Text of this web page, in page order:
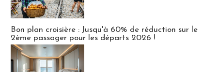
Bon plan croisière : Jusqu'à 60% de réduction sur le
2ème passager pour les départs 2026 !